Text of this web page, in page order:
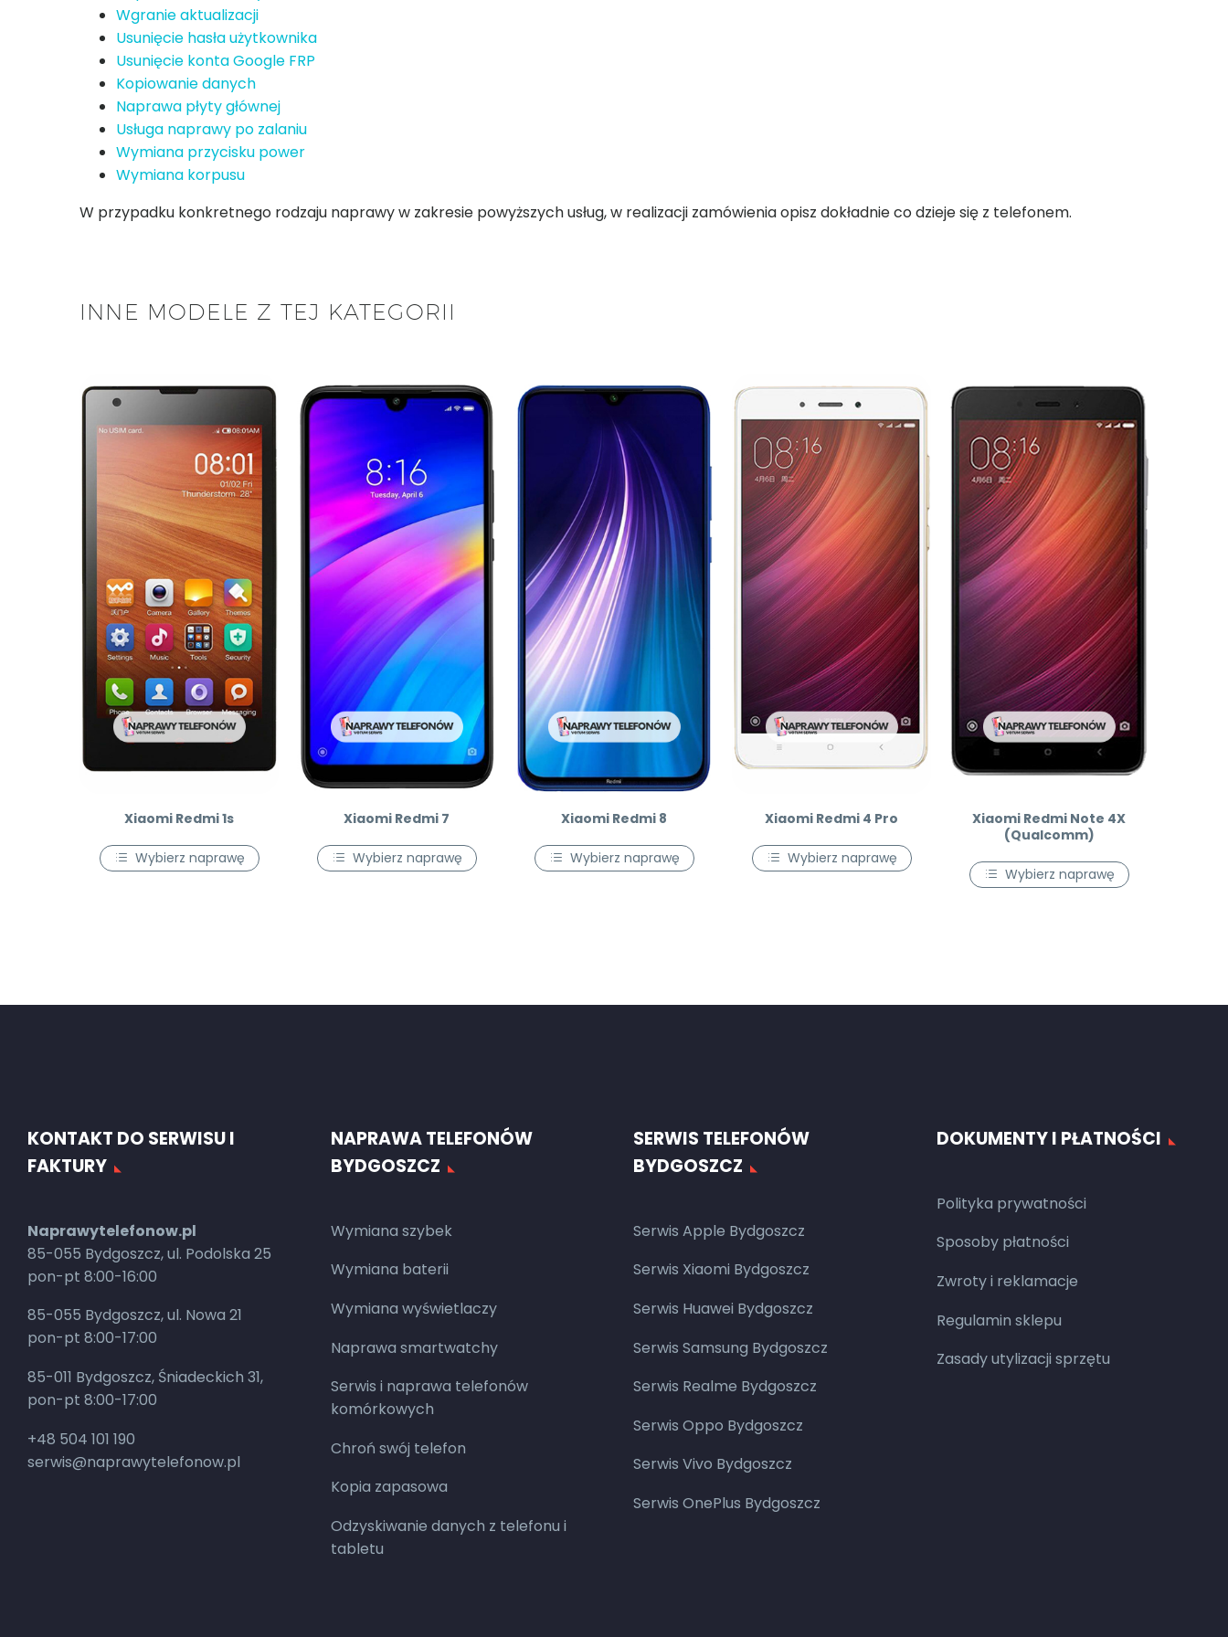
Wgranie aktualizacji
Usunięcie hasła użytkownika
Usunięcie konta Google FRP
Kopiowanie danych
Naprawa płyty głównej
Usługa naprawy po zalaniu
Wymiana przycisku power
Wymiana korpusu
W przypadku konkretnego rodzaju naprawy w zakresie powyższych usług, w realizacji zamówienia opisz dokładnie co dzieje się z telefonem.
INNE MODELE Z TEJ KATEGORII
Xiaomi Redmi 1s
Wybierz naprawę
Xiaomi Redmi 7
Wybierz naprawę
Xiaomi Redmi 8
Wybierz naprawę
Xiaomi Redmi 4 Pro
Wybierz naprawę
Xiaomi Redmi Note 4X
(Qualcomm)
Wybierz naprawę
KONTAKT DO SERWISU I
FAKTURY
Naprawytelefonow.pl
85-055 Bydgoszcz, ul. Podolska 25
pon-pt 8:00-16:00
85-055 Bydgoszcz, ul. Nowa 21
pon-pt 8:00-17:00
85-011 Bydgoszcz, Śniadeckich 31,
pon-pt 8:00-17:00
+48 504 101 190
serwis@naprawytelefonow.pl
NAPRAWA TELEFONÓW
BYDGOSZCZ
Wymiana szybek
Wymiana baterii
Wymiana wyświetlaczy
Naprawa smartwatchy
Serwis i naprawa telefonów
komórkowych
Chroń swój telefon
Kopia zapasowa
Odzyskiwanie danych z telefonu i
tabletu
SERWIS TELEFONÓW
BYDGOSZCZ
Serwis Apple Bydgoszcz
Serwis Xiaomi Bydgoszcz
Serwis Huawei Bydgoszcz
Serwis Samsung Bydgoszcz
Serwis Realme Bydgoszcz
Serwis Oppo Bydgoszcz
Serwis Vivo Bydgoszcz
Serwis OnePlus Bydgoszcz
DOKUMENTY I PŁATNOŚCI
Polityka prywatności
Sposoby płatności
Zwroty i reklamacje
Regulamin sklepu
Zasady utylizacji sprzętu